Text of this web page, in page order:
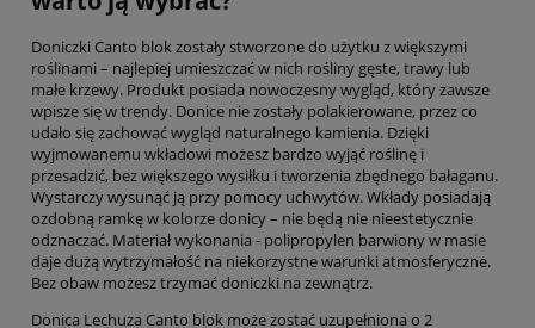
Doniczki Canto blok zostały stworzone do użytku z większymi
roślinami – najlepiej umieszczać w nich rośliny gęste, trawy lub
małe krzewy. Produkt posiada nowoczesny wygląd, który zawsze
wpisze się w trendy. Donice nie zostały polakierowane, przez co
udało się zachować wygląd naturalnego kamienia. Dzięki
wyjmowanemu wkładowi możesz bardzo wyjąć roślinę i
przesadzić, bez większego wysiłku i tworzenia zbędnego bałaganu.
Wystarczy wysunąć ją przy pomocy uchwytów. Wkłady posiadają
ozdobną ramkę w kolorze donicy – nie będą nie nieestetycznie
odznaczać. Materiał wykonania - polipropylen barwiony w masie
daje dużą wytrzymałość na niekorzystne warunki atmosferyczne.
Bez obaw możesz trzymać doniczki na zewnątrz.
Donica Lechuza Canto blok może zostać uzupełniona o 2